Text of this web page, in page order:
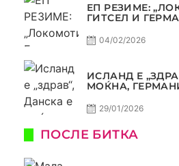
ЕП РЕЗИМЕ:
ГИТСЕЛ И
04/02/2026
ИСЛАНД Е
МОЌНА,
29/01/2026
ПОСЛЕ БИТКА